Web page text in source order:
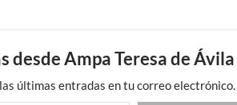
desde Ampa Teresa de Ávila
últimas entradas en tu correo electrónico.